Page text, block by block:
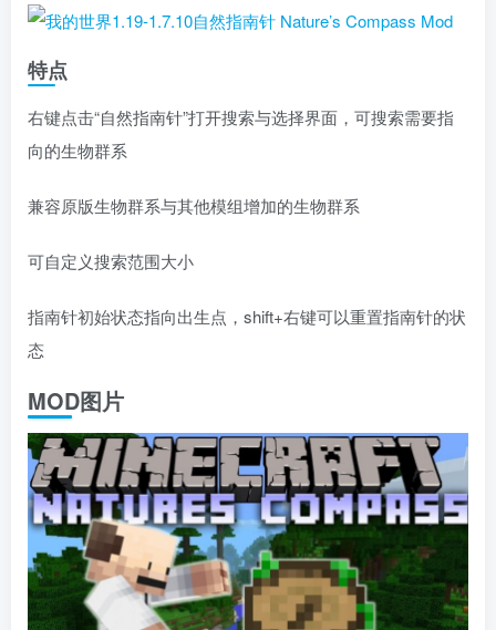
特点
右键点击“自然指南针”打开搜索与选择界面，可搜索需要指
向的生物群系
兼容原版生物群系与其他模组增加的生物群系
可自定义搜索范围大小
指南针初始状态指向出生点，shift+右键可以重置指南针的状
态
MOD图片